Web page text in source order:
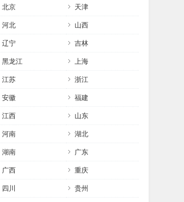
北京 天津
河北 山西
辽宁 吉林
黑龙江 上海
江苏 浙江
安徽 福建
江西 山东
河南 湖北
湖南 广东
广西 重庆
四川 贵州